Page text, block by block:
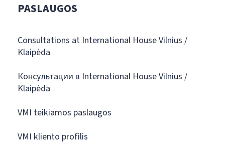
PASLAUGOS
Consultations at International House Vilnius /
Klaipėda
Консультации в International House Vilnius /
Klaipėda
VMI teikiamos paslaugos
VMI kliento profilis